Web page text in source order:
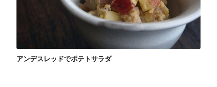
アンデスレッドでポテトサラダ